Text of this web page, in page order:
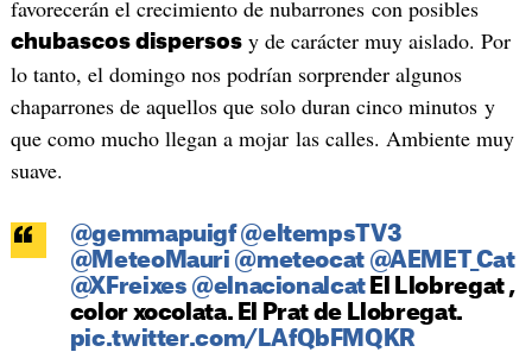
favorecerán el crecimiento de nubarrones con posibles
chubascos dispersosy de carácter muy aislado. Por
lo tanto, el domingo nos podrían sorprender algunos
chaparrones de aquellos que solo duran cinco minutos y
que como mucho llegan a mojar las calles. Ambiente muy
suave.
@gemmapuigf @eltempsTV3
@MeteoMauri @meteocat @AEMET_Cat
@XFreixes @elnacionalcatEl Llobregat ,
color xocolata. El Prat de Llobregat.
pic.twitter.com/LAfQbFMQKR